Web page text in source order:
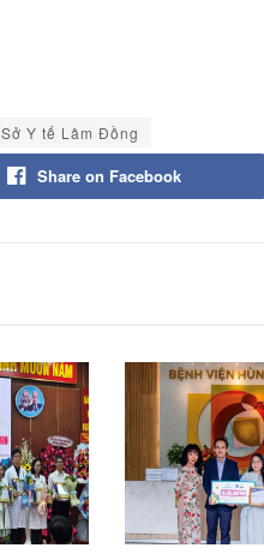
Sở Y tế Lâm Đồng
Share on Facebook